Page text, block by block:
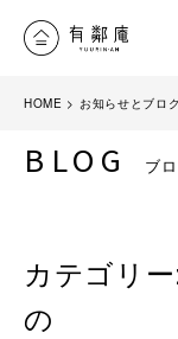
HOME > お知らせとブロ
BLOG ブ
カテゴリ
の